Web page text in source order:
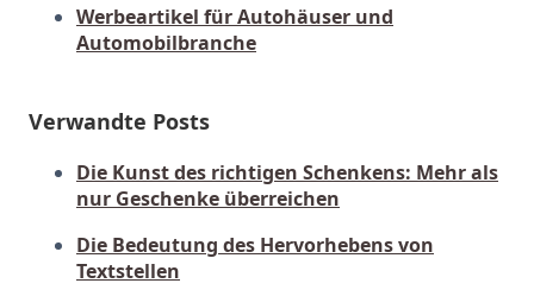
Werbeartikel für Autohäuser und
Automobilbranche
Verwandte Posts
Die Kunst des richtigen Schenkens: Mehr als
nur Geschenke überreichen
Die Bedeutung des Hervorhebens von
Textstellen